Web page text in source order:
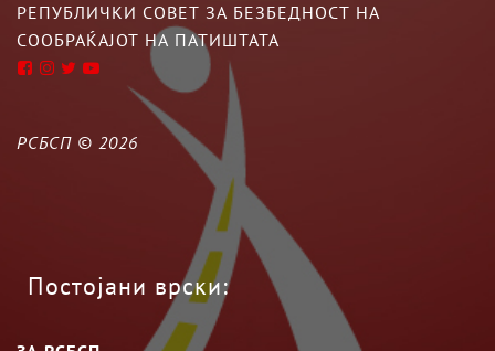
РЕПУБЛИЧКИ СОВЕТ ЗА БЕЗБЕДНОСТ НА
СООБРАЌАЈОТ НА ПАТИШТАТА
РСБСП © 2026
Постојани врски: